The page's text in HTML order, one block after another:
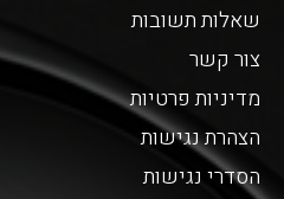
שאלות תשובות
צור קשר
מדיניות פרטיות
הצהרת נגישות
הסדרי נגישות